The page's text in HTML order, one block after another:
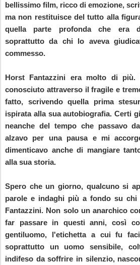
bellissimo film, ricco di emozione,
ma non restituisce del tutto alla
quella parte profonda che era
soprattutto da chi lo aveva
commesso.
Horst Fantazzini era molto di
conosciuto attraverso il fragile e
fatto, scrivendo quella prima
ispirata alla sua autobiografia. Certi
neanche del tempo che passavo
alzavo per una pausa e mi
dimenticavo anche di mangiare
alla sua storia.
Spero che un giorno, qualcuno si
parole e indaghi più a fondo su chi
Fantazzini. Non solo un anarchico
far passare in questi anni, così
gentiluomo, l'etichetta a cui fu
soprattutto un uomo sensibile,
indifeso da soffrire in silenzio,